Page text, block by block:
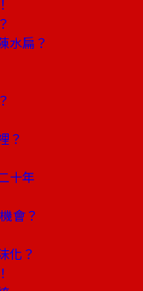
水扁？
？
十年
會？
化？